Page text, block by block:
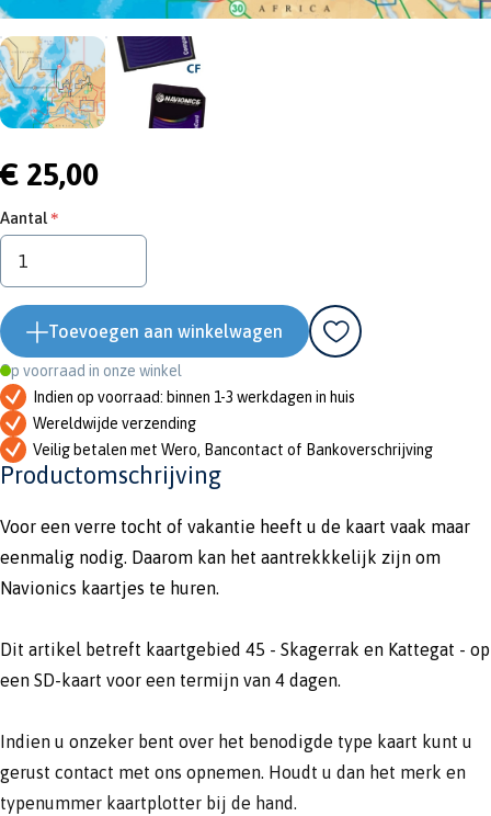
€ 25,00
Aantal
Toevoegen aan winkelwagen
Op voorraad in onze winkel
Indien op voorraad: binnen 1-3 werkdagen in huis
Wereldwijde verzending
Veilig betalen met Wero, Bancontact of Bankoverschrijving
Productomschrijving
Voor een verre tocht of vakantie heeft u de kaart vaak maar
eenmalig nodig. Daarom kan het aantrekkkelijk zijn om
Navionics kaartjes te huren.
Dit artikel betreft kaartgebied 45 - Skagerrak en Kattegat - op
een SD-kaart voor een termijn van 4 dagen.
Indien u onzeker bent over het benodigde type kaart kunt u
gerust contact met ons opnemen. Houdt u dan het merk en
typenummer kaartplotter bij de hand.